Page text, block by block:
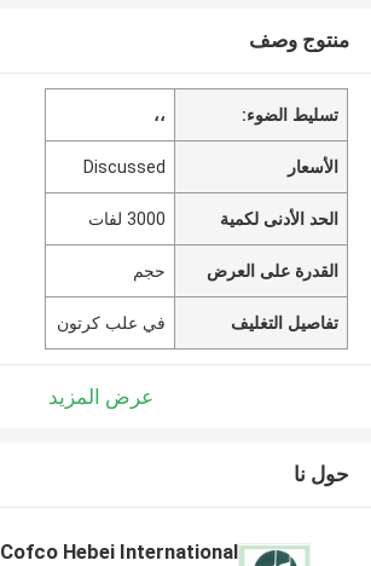
منتوج وصف
تسليط الضوء: ،،
الأسعار Discussed
الحد الأدنى لكمية 3000 لفات
القدرة على العرض حجم
تفاصيل التغليف في علب كرتون
عرض المزيد
حول نا
Cofco Hebei International